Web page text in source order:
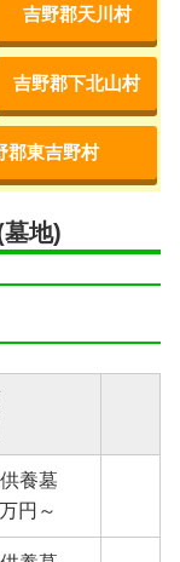
吉野郡天川村
吉野郡下北山村
郡東吉野村
地)
養墓
円～